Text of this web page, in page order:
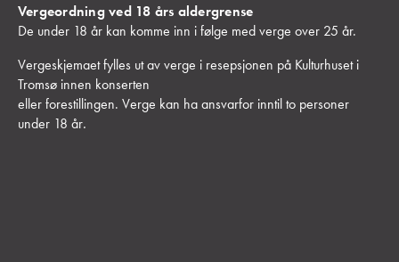
Vergeordning ved 18 års aldergrense
De under 18 år kan komme inn i følge med verge over 25 år.
Vergeskjemaet fylles ut av verge i resepsjonen på Kulturhuset i
Tromsø innen konserten
eller forestillingen. Verge kan ha ansvarfor inntil to personer
under 18 år.